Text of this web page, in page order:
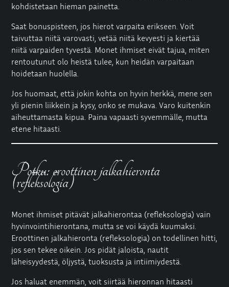
kohdistetaan hieman painetta.
Saat bonuspisteen, jos hierot varpaita erikseen. Voit
taivuttaa niitä varovasti, vetää niitä kevyesti ja kiertää
niitä varpaiden tyvestä. Monet ihmiset eivät tajua, miten
rentoutunut olo heistä tulee, kun heidän varpaitaan
hoidetaan huolella.
Jos huomaat, että jokin kohta on hyvin herkkä, mene sen
yli pienin liikkein ja kysy, onko se mukava. Varo kuitenkin
aiheuttamasta kipua. Paina vapaasti syvemmälle, mutta
etene hitaasti.
Potku: eroottinen jalkahieronta
(refleksologia)
Monet ihmiset pitävät jalkahierontaa (refleksologia) vain
hyvinvointihierontana, mutta se voi käydä kuumaksi.
Eroottinen jalkahieronta (refleksologia) on todellinen hitti,
jos sen tekee oikein. Jos pidät jaloista, nautit
läheisyydestä, öljystä, tuoksusta ja intiimiydestä.
Jos haluat enemmän, voit siirtää hieronnan hitaasti